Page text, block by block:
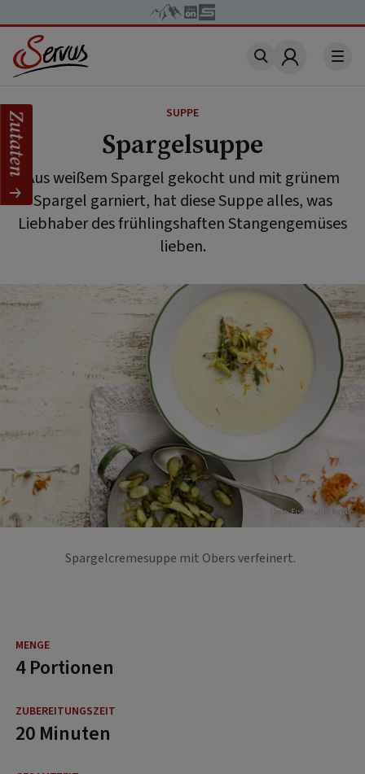
Account
SUPPE
Spargelsuppe
Aus weißem Spargel gekocht und mit grünem
Spargel garniert, hat diese Suppe alles, was
Liebhaber des frühlingshaften Stangengemüses
lieben.
Foto: Eisenhut & Mayer
Spargelcremesuppe mit Obers verfeinert.
4 Portionen
20 Minuten
Zutaten